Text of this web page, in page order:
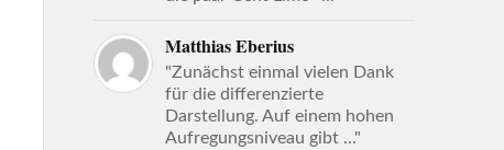
Matthias Eberius
"Zunächst einmal vielen Dank
für die differenzierte
Darstellung. Auf einem hohen
Aufregungsniveau gibt ..."